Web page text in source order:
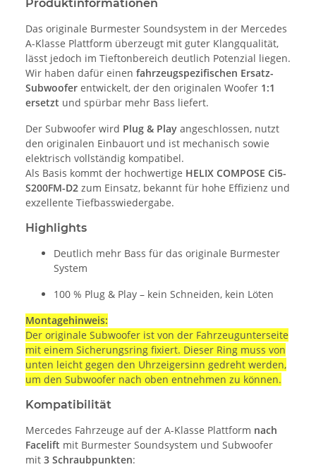
Produktinformationen
Das originale Burmester Soundsystem in der Mercedes
A-Klasse Plattform überzeugt mit guter Klangqualität,
lässt jedoch im Tieftonbereich deutlich Potenzial liegen.
Wir haben dafür einen fahrzeugspezifischen Ersatz-
Subwoofer entwickelt, der den originalen Woofer 1:1
ersetzt und spürbar mehr Bass liefert.
Der Subwoofer wird Plug & Play angeschlossen, nutzt
den originalen Einbauort und ist mechanisch sowie
elektrisch vollständig kompatibel.
Als Basis kommt der hochwertige HELIX COMPOSE Ci5-
S200FM-D2 zum Einsatz, bekannt für hohe Effizienz und
exzellente Tiefbasswiedergabe.
Highlights
Deutlich mehr Bass für das originale Burmester
System
100 % Plug & Play – kein Schneiden, kein Löten
Montagehinweis:
Der originale Subwoofer ist von der Fahrzeugunterseite
mit einem Sicherungsring fixiert. Dieser Ring muss von
unten leicht gegen den Uhrzeigersinn gedreht werden,
um den Subwoofer nach oben entnehmen zu können.
Kompatibilität
Mercedes Fahrzeuge auf der A-Klasse Plattform nach
Facelift mit Burmester Soundsystem und Subwoofer
mit 3 Schraubpunkten: